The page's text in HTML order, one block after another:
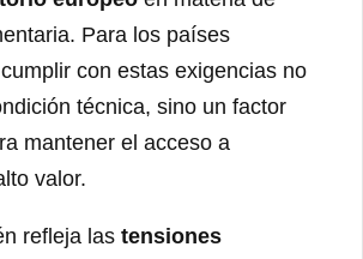
Para los países
con estas exigencias no
técnica, sino un factor
mantener el acceso a
valor.
refleja las tensiones